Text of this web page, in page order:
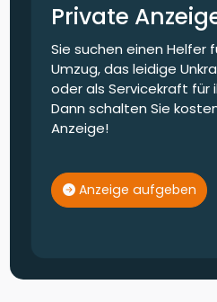
Private
Sie suchen einen Helfer
Umzug, das leidige
oder als Servicekraft für
Dann schalten Sie
Anzeige!
Anzeige aufgeben